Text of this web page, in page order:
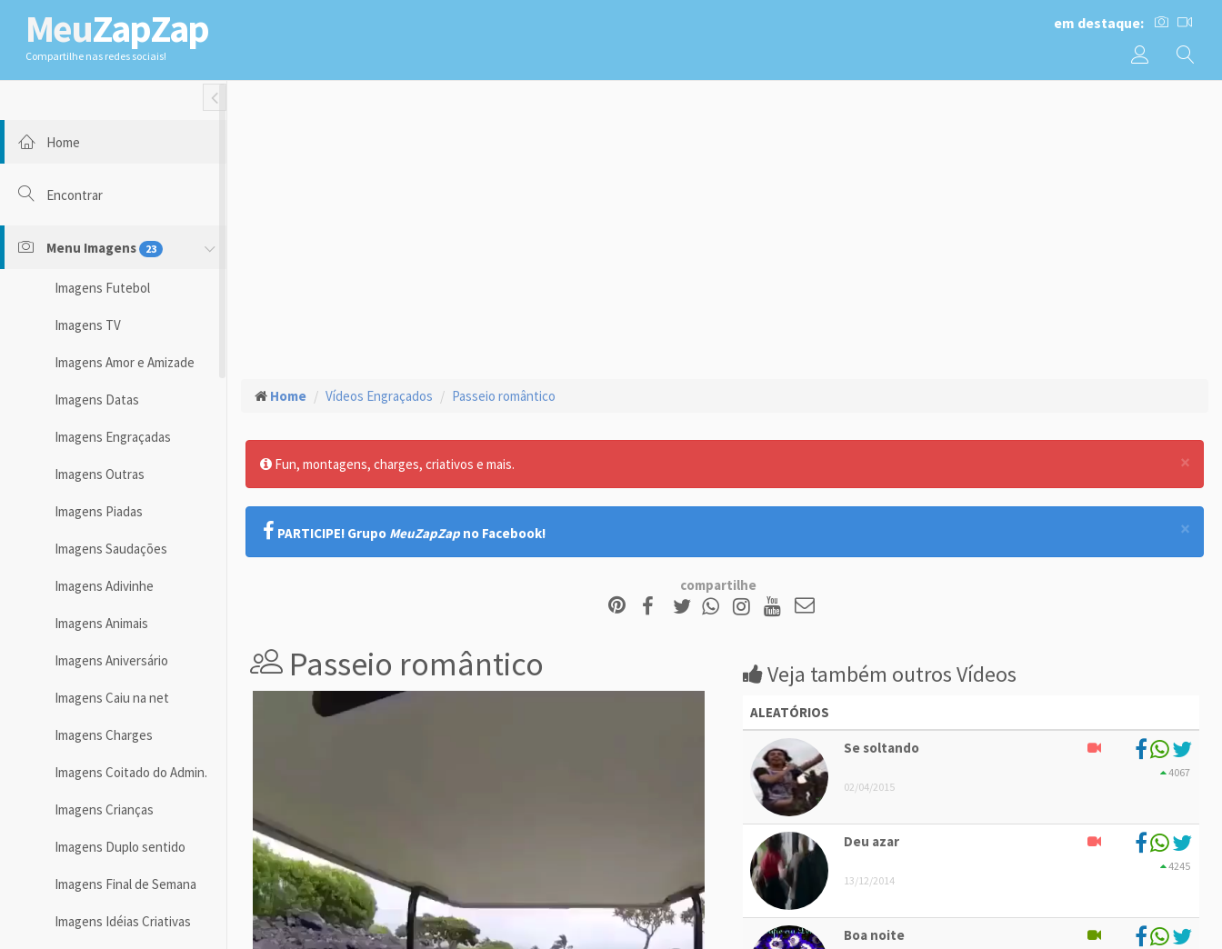
MeuZapZap
Compartilhe nas redes sociais!
em destaque:
Toggle Fullwidth
Home
Encontrar
Menu Imagens 23
Imagens Futebol
Imagens TV
Imagens Amor e Amizade
Imagens Datas
Imagens Engraçadas
Imagens Outras
Imagens Piadas
Imagens Saudações
Imagens Adivinhe
Imagens Animais
Imagens Aniversário
Imagens Caiu na net
Imagens Charges
Imagens Coitado do Admin.
Imagens Crianças
Imagens Duplo sentido
Imagens Final de Semana
Imagens Idéias Criativas
Home Vídeos Engraçados Passeio romântico
×
Fun, montagens, charges, criativos e mais.
×
PARTICIPE! Grupo MeuZapZap no Facebook!
compartilhe
Passeio romântico Veja também outros Vídeos
ALEATÓRIOS
Se soltando
02/04/2015
4067
Deu azar
13/12/2014
4245
Boa noite